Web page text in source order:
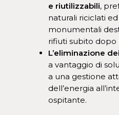
e riutilizzabili,
naturali riciclati
monumentali
rifiuti subito dopo
L’eliminazione
a vantaggio di
a una gestione
dell’energia
ospitante.